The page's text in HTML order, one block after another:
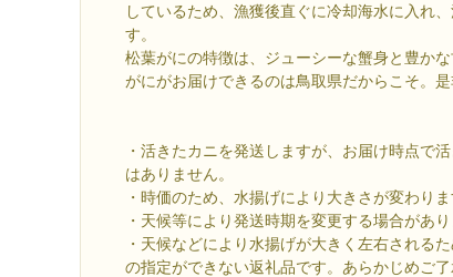
しているため、漁獲後直ぐに冷却海水に入れ
す。
松葉がにの特徴は、ジューシーな蟹身と豊か
がにがお届けできるのは鳥取県だからこそ。是
・活きたカニを発送しますが、お届け時点で
はありません。
・時価のため、水揚げにより大きさが変わりま
・天候等により発送時期を変更する場合があり
・天候などにより水揚げが大きく左右される
の指定ができない返礼品です。あらかじめご了